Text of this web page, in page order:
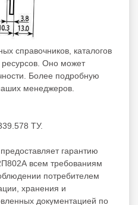
справочников, каталогов
Оно может
Более подробную
менеджеров.
ТУ.
гарантию
всем требованиям
потребителем
хранения и
документацией по